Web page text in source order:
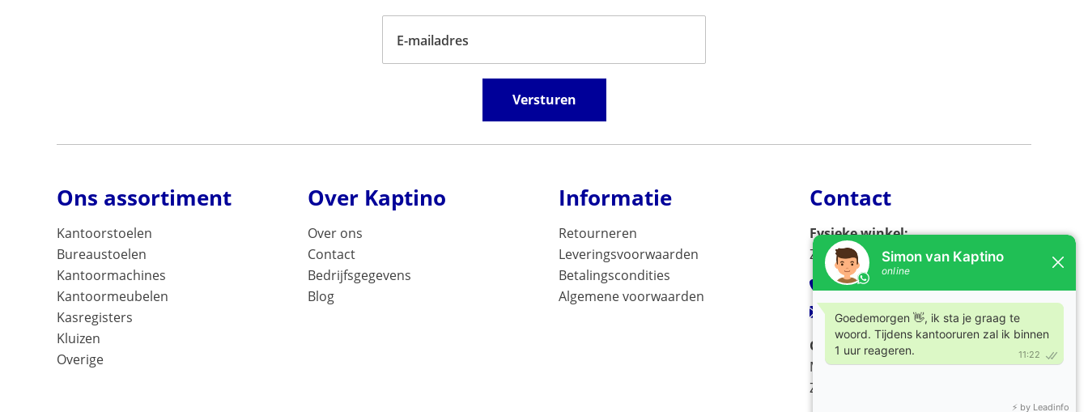
E-mailadres
Versturen
Ons assortiment
Kantoorstoelen
Bureaustoelen
Kantoormachines
Kantoormeubelen
Kasregisters
Kluizen
Overige
Over Kaptino
Over ons
Contact
Bedrijfsgegevens
Blog
Informatie
Retourneren
Leveringsvoorwaarden
Betalingscondities
Algemene voorwaarden
Contact
Fysieke winkel:
Zijlweg 53, 2013 DC Haarlem
023-5326966
verkoop@kaptino.nl
Openingstijden:
Ma - Vr / 09.00 - 17.00
Za / 10.00 - 17.00